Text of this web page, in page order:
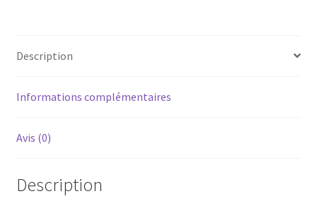
Description
Informations complémentaires
Avis (0)
Description